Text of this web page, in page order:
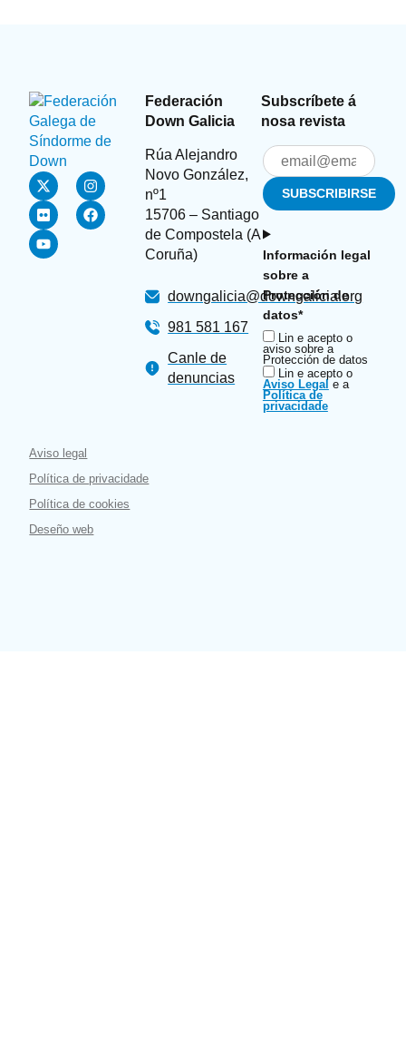
Federación
Down Galicia
Rúa Alejandro
Novo González,
nº1
15706 – Santiago
de Compostela (A
Coruña)
downgalicia@downgalicia.org
981 581 167
Canle de
denuncias
Subscríbete á
nosa revista
Información legal
sobre a
Protección de
datos*
Lin e acepto o
aviso sobre a
Protección de datos
Lin e acepto o
Aviso Legal e a
Política de
privacidade
Aviso legal
Política de privacidade
Política de cookies
Deseño web